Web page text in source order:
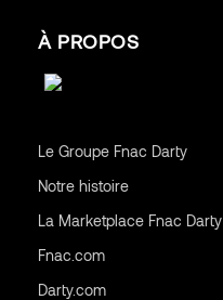
À PROPOS
Le Groupe Fnac Darty
Notre histoire
La Marketplace Fnac Darty
Fnac.com
Darty.com